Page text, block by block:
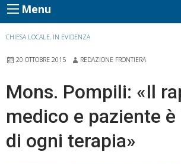
Menu
CHIESA LOCALE, IN EVIDENZA
20 OTTOBRE 2015 REDAZIONE FRONTIERA
Mons. Pompili: «Il
medico e paziente
di ogni terapia»